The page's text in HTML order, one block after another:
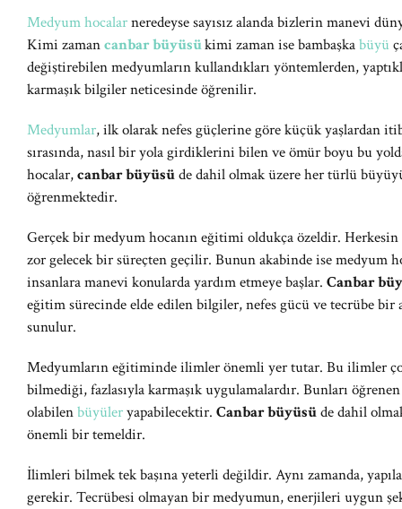
Medyum hocalarneredeyse sayısız alanda bizlerin manevi
Kimi zamancanbar büyüsükimi zaman ise bambaşkabüyü
değiştirebilen medyumların kullandıkları yöntemlerden,
karmaşık bilgiler neticesinde öğrenilir.
Medyumlar, ilk olarak nefes güçlerine göre küçük yaşlardan
sırasında, nasıl bir yola girdiklerini bilen ve ömür boyu bu
hocalar,canbar büyüsüde dahil olmak üzere her türlü
öğrenmektedir.
Gerçek bir medyum hocanın eğitimi oldukça özeldir. Herkesin
zor gelecek bir süreçten geçilir. Bunun akabinde ise medyum
insanlara manevi konularda yardım etmeye başlar. Canbar
eğitim sürecinde elde edilen bilgiler, nefes gücü ve tecrübe bir
sunulur.
Medyumların eğitiminde ilimler önemli yer tutar. Bu ilimler
bilmediği, fazlasıyla karmaşık uygulamalardır. Bunları
olabilenbüyüleryapabilecektir. Canbar büyüsüde dahil
önemli bir temeldir.
İlimleri bilmek tek başına yeterli değildir. Aynı zamanda,
gerekir. Tecrübesi olmayan bir medyumun, enerjileri uygun